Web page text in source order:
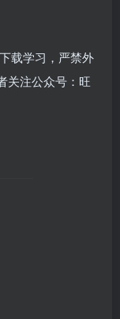
载学习，严禁外
关注公众号：旺